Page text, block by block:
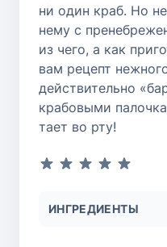
ни один краб. Но
нему с
из чего, а как
вам рецепт
действительно
крабовыми
тает во рту!
ИНГРЕДИЕНТЫ